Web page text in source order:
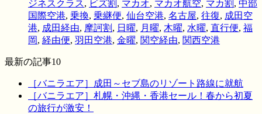
ジネスクラス, ビズ割 , マカオ, マカオ航空, マカ割 , 中部
国際空港, 乗換, 乗継便, 仙台空港, 名古屋, 往復, 成田空
港, 成田経由, 摩訶割 , 日曜, 月曜, 木曜, 水曜, 直行便, 福
岡, 経由便, 羽田空港, 金曜, 関空経由, 関西空港
最新の記事10
［バニラエア］成田～セブ島のリゾート路線に就航
［バニラエア］札幌・沖縄・香港セール！春から初夏
の旅行が激安！